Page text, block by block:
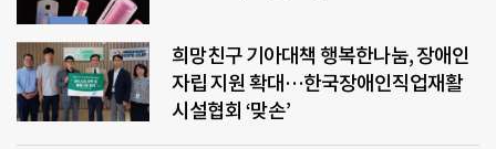
희망친구 기아대책 행복한나눔, 장애인
자립 지원 확대…한국장애인직업재활
시설협회 ‘맞손’